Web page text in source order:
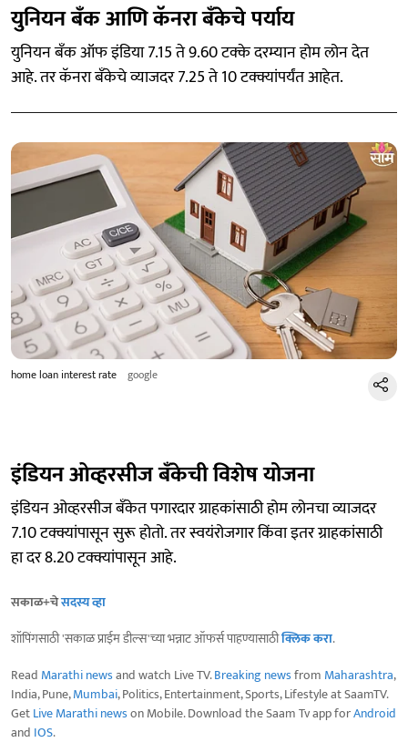
युनियन बँक आणि कॅनरा बँकेचे पर्याय
युनियन बँक ऑफ इंडिया 7.15 ते 9.60 टक्के दरम्यान होम लोन देत
आहे. तर कॅनरा बँकेचे व्याजदर 7.25 ते 10 टक्क्यांपर्यंत आहेत.
home loan interest rate google
इंडियन ओव्हरसीज बँकेची विशेष योजना
इंडियन ओव्हरसीज बँकेत पगारदार ग्राहकांसाठी होम लोनचा व्याजदर
7.10 टक्क्यांपासून सुरू होतो. तर स्वयंरोजगार किंवा इतर ग्राहकांसाठी
हा दर 8.20 टक्क्यांपासून आहे.
सकाळ+चेसदस्य व्हा
शॉपिंगसाठी 'सकाळ प्राईम डील्स'च्या भन्नाट ऑफर्स पाहण्यासाठीक्लिक करा.
Read Marathi newsand watch Live TV.Breaking newsfrom Maharashtra,
India, Pune,Mumbai, Politics, Entertainment, Sports, Lifestyle at SaamTV.
GetLive Marathi newson Mobile. Download the Saam Tv app forAndroid
and IOS.